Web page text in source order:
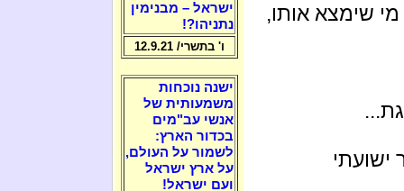
שימצא אותו,
ישועתי
ישראל – מבנימין
נתניהו?!
ו' בתשרי/ 12.9.21
ישנה נוכחות
משמעותית של
אנשי עב"מים
בכדור הארץ:
לשמור על העולם,
על ארץ ישראל
ועם ישראל!